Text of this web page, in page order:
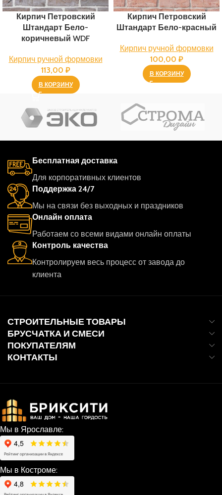
Кирпич Петровский
Штандарт Бело-
коричневый WDF
Кирпич ручной формовки
113,00 ₽
В КОРЗИНУ
Кирпич Петровский
Штандарт Бело-красный
Кирпич ручной формовки
100,00 ₽
В КОРЗИНУ
Бесплатная доставка
Для корпоративных клиентов
Поддержка 24/7
Мы на связи без выходных и праздников
Онлайн оплата
Работаем со всеми видами онлайн оплаты
Контроль качества
Контролируем весь процесс от завода до
клиента
СТРОИТЕЛЬНЫЕ ТОВАРЫ
БРУСЧАТКА И СМЕСИ
ПОКУПАТЕЛЯМ
КОНТАКТЫ
Мы в Ярославле:
Мы в Костроме: